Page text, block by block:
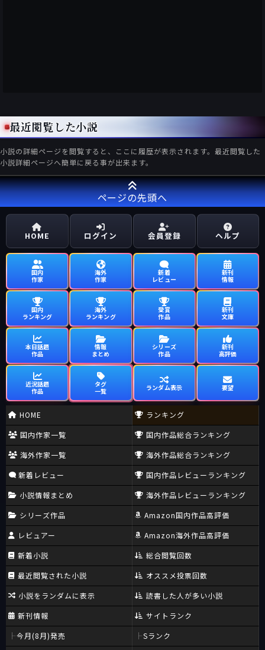
最近閲覧した小説
小説の詳細ページを閲覧すると、ここに履歴が表示されます。最近閲覧した
小説詳細ページへ簡単に戻る事が出来ます。
ページの先頭へ
HOME ログイン 会員登録 ヘルプ
国内
作家
海外
作家
新着
レビュー
新刊
情報
国内
ランキング
海外
ランキング
受賞
作品
新刊
文庫
本日話題
作品
情報
まとめ
シリーズ
作品
新刊
高評価
近況話題
作品
タグ
一覧
ランダム表示 要望
HOME
国内作家一覧
海外作家一覧
新着レビュー
小説情報まとめ
シリーズ作品
レビュアー
新着小説
最近閲覧された小説
小説をランダムに表示
新刊情報
今月(8月)発売
ランキング
国内作品総合ランキング
海外作品総合ランキング
国内作品レビューランキング
海外作品レビューランキング
Amazon国内作品高評価
Amazon海外作品高評価
総合閲覧回数
オススメ投票回数
読書した人が多い小説
サイトランク
Sランク